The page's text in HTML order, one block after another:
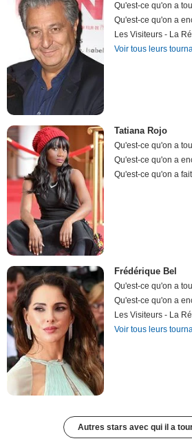
Qu'est-ce qu'on a
Qu'est-ce qu'on a
Les Visiteurs - La
Voir tous leurs
Tatiana Rojo
Qu'est-ce qu'on a
Qu'est-ce qu'on a
Qu'est-ce qu'on a
Frédérique Bel
Qu'est-ce qu'on a
Qu'est-ce qu'on a
Les Visiteurs - La
Voir tous leurs
Autres stars avec qui il a